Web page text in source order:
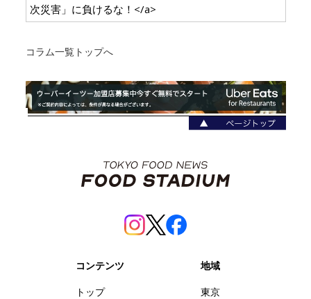
次災害」に負けるな！</a>
コラム一覧トップへ
コンテンツ
トップ
地域
東京